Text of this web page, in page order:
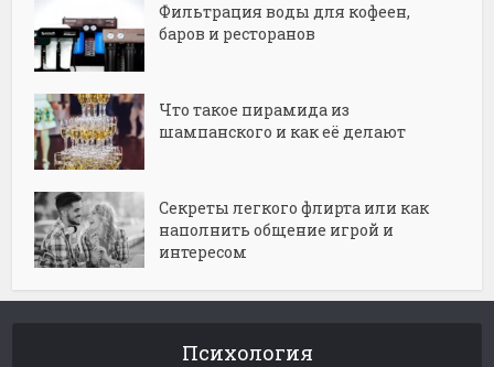
Фильтрация воды для кофеен,
баров и ресторанов
Что такое пирамида из
шампанского и как её делают
Секреты легкого флирта или как
наполнить общение игрой и
интересом
Психология